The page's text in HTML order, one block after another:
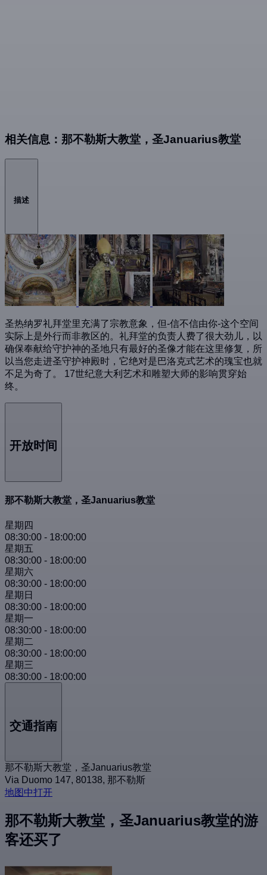
相关信息：那不勒斯大教堂，圣Januarius教堂
描述
圣热纳罗礼拜堂里充满了宗教意象，但-信不信由你-这个空间
实际上是外行而非教区的。礼拜堂的负责人费了很大劲儿，以
确保奉献给守护神的圣地只有最好的圣像才能在这里修复，所
以当您走进圣守护神殿时，它绝对是巴洛克式艺术的瑰宝也就
不足为奇了。 17世纪意大利艺术和雕塑大师的影响贯穿始
终。
开放时间
那不勒斯大教堂，圣Januarius教堂
星期四
08:30:00 - 18:00:00
星期五
08:30:00 - 18:00:00
星期六
08:30:00 - 18:00:00
星期日
08:30:00 - 18:00:00
星期一
08:30:00 - 18:00:00
星期二
08:30:00 - 18:00:00
星期三
08:30:00 - 18:00:00
交通指南
那不勒斯大教堂，圣Januarius教堂
Via Duomo 147, 80138, 那不勒斯
地图中打开
那不勒斯大教堂，圣Januarius教堂的游
客还买了